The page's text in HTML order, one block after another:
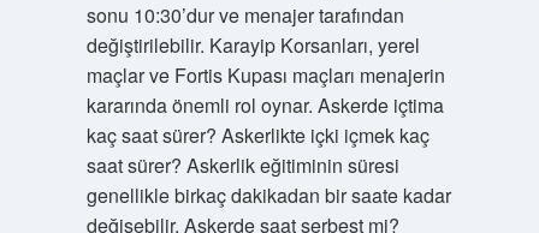
sonu 10:30’dur ve menajer tarafından
değiştirilebilir. Karayip Korsanları, yerel
maçlar ve Fortis Kupası maçları menajerin
kararında önemli rol oynar. Askerde içtima
kaç saat sürer? Askerlikte içki içmek kaç
saat sürer? Askerlik eğitiminin süresi
genellikle birkaç dakikadan bir saate kadar
değişebilir. Askerde saat serbest mi?